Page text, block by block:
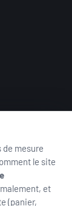
mesure
le site
et
(panier,